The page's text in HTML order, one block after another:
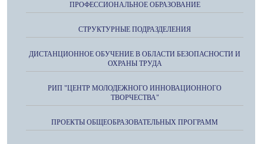
ПРОФЕССИОНАЛЬНОЕ ОБРАЗОВАНИЕ
СТРУКТУРНЫЕ ПОДРАЗДЕЛЕНИЯ
ДИСТАНЦИОННОЕ ОБУЧЕНИЕ В ОБЛАСТИ БЕЗОПАСНОСТИ И
ОХРАНЫ ТРУДА
РИП "ЦЕНТР МОЛОДЕЖНОГО ИННОВАЦИОННОГО
ТВОРЧЕСТВА"
ПРОЕКТЫ ОБЩЕОБРАЗОВАТЕЛЬНЫХ ПРОГРАММ